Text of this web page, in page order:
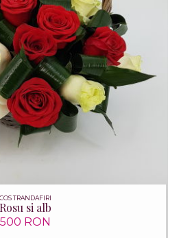
COS TRANDAFIRI
Rosu si alb
500 RON